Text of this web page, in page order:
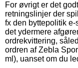
For øvrigt er det
retningslinjer der
fx den byttepolitik
det ydermere
ordrekvittering,
ordren af Zebla
ml), uanset om du